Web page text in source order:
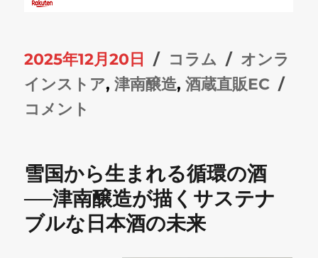
投
稿
日:
2025年12月20日
カ
テ
コラム
タ
グ
オンラ
インストア,津南醸造,酒蔵直販EC
コメント
雪国から生まれる循環の酒
──津南醸造が描くサステナ
ブルな日本酒の未来